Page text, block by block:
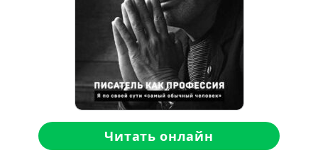
Читать онлайн